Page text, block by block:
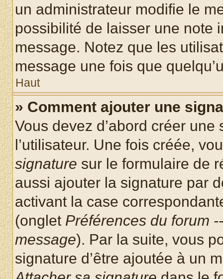
un administrateur modifie le
possibilité de laisser une note
message. Notez que les
message une fois que
Haut
» Comment ajouter une
Vous devez d’abord créer
l’utilisateur. Une fois créée,
signature sur le formulaire de
aussi ajouter la signature par
activant la case
(onglet Préférences du forum
message). Par la suite, vous
signature d’être ajoutée à un